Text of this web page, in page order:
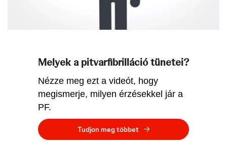
Video
Melyek a pitvarfibrilláció tünetei?
Nézze meg ezt a videót, hogy
megismerje, milyen érzésekkel jár a
PF.
Tudjon meg többet